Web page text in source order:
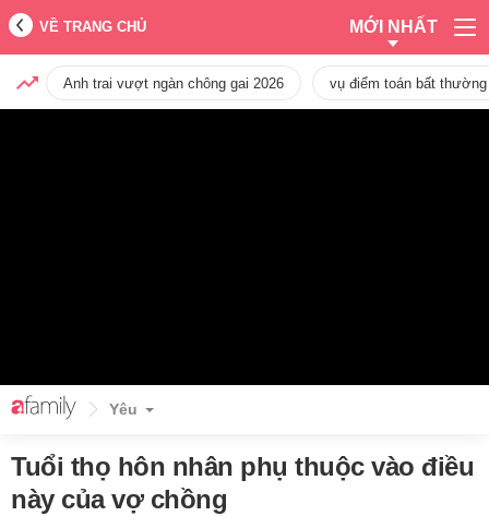
VỀ TRANG CHỦ MỚI NHẤT
Anh trai vượt ngàn chông gai 2026 vụ điểm toán bất
Yêu
Tuổi thọ hôn nhân phụ thuộc vào điều
này của vợ chồng